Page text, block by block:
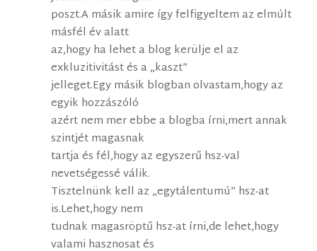
poszt.A másik amire így felfigyeltem az elmúlt
másfél év alatt
az,hogy ha lehet a blog kerülje el az
exkluzitivitást és a „kaszt”
jelleget.Egy másik blogban olvastam,hogy az
egyik hozzászóló
azért nem mer ebbe a blogba írni,mert annak
szintjét magasnak
tartja és fél,hogy az egyszerű hsz-val
nevetségessé válik.
Tisztelnünk kell az „egytálentumú” hsz-at
is.Lehet,hogy nem
tudnak magasröptű hsz-at írni,de lehet,hogy
valami hasznosat és